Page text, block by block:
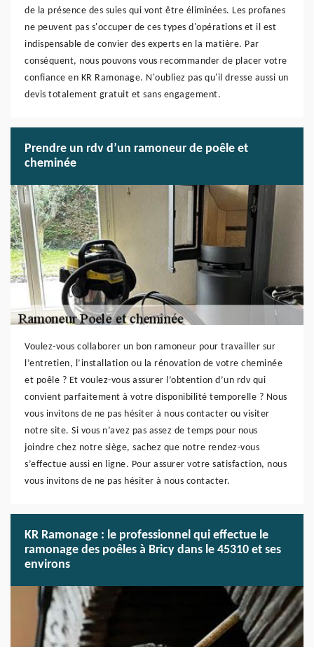
de la présence des suies qui vont être éliminées. Les profanes
ne peuvent pas s'occuper de ces types d'opérations et il est
indispensable de convier des experts en la matière. Par
conséquent, nous pouvons vous recommander de placer votre
confiance en KR Ramonage. N'oubliez pas qu'il dresse aussi un
devis totalement gratuit et sans engagement.
Prendre un rdv d’un ramoneur de poêle et
cheminée
Voulez-vous collaborer un bon ramoneur pour travailler sur
l’entretien, l’installation ou la rénovation de votre cheminée
et poêle ? Et voulez-vous assurer l’obtention d’un rdv qui
convient parfaitement à votre disponibilité temporelle ? Nous
vous invitons de ne pas hésiter à nous contacter ou visiter
notre site. Si vous n’avez pas assez de temps pour nous
joindre chez notre siège, sachez que notre rendez-vous
s’effectue aussi en ligne. Pour assurer votre satisfaction, nous
vous invitons de ne pas hésiter à nous contacter.
KR Ramonage : le professionnel qui effectue le
ramonage des poêles à Bricy dans le 45310 et ses
environs